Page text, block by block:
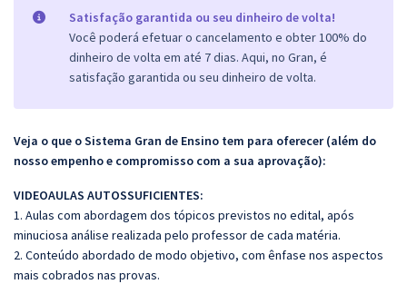
Satisfação garantida ou seu dinheiro de volta!
Você poderá efetuar o cancelamento e obter 100% do
dinheiro de volta em até 7 dias. Aqui, no Gran, é
satisfação garantida ou seu dinheiro de volta.
Veja o que o Sistema Gran de Ensino tem para oferecer (além do
nosso empenho e compromisso com a sua aprovação):
VIDEOAULAS AUTOSSUFICIENTES:
1. Aulas com abordagem dos tópicos previstos no edital, após
minuciosa análise realizada pelo professor de cada matéria.
2. Conteúdo abordado de modo objetivo, com ênfase nos aspectos
mais cobrados nas provas.